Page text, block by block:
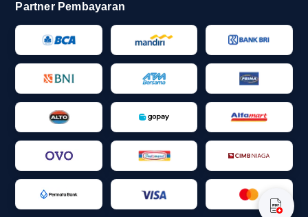
aspek lain seperti dekorasi, konsumsi, atau
koordinasi rundown. Dengan begitu, balon tepuk
satuan berfungsi bukan hanya sebagai
perlengkapan suporter, tetapi juga sebagai alat
bantu yang membuat persiapan terasa lebih
ringan.
Isi yang biasanya dicari sebelum
membeli balon tepuk satuan
Setelah kebutuhan dasar dipahami, langkah
Partner Pembayaran